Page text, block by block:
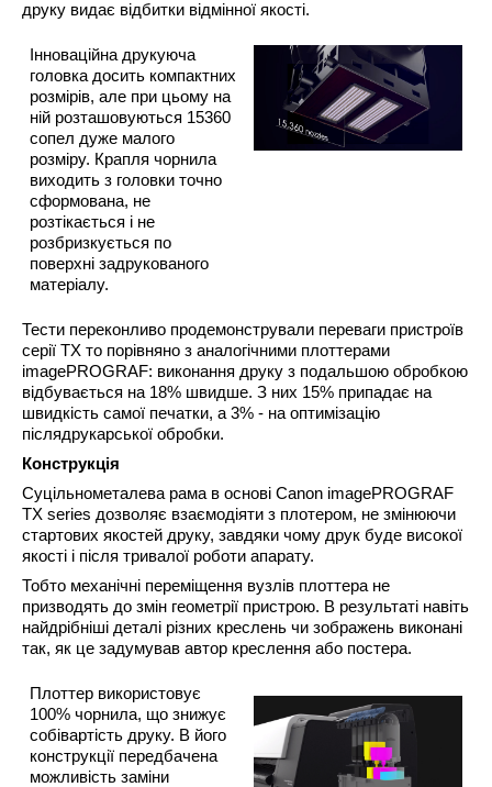
друку видає відбитки відмінної якості.
Інноваційна друкуюча
головка досить компактних
розмірів, але при цьому на
ній розташовуються 15360
сопел дуже малого
розміру. Крапля чорнила
виходить з головки точно
сформована, не
розтікається і не
розбризкується по
поверхні задрукованого
матеріалу.
Тести переконливо продемонстрували переваги пристроїв
серії TX то порівняно з аналогічними плоттерами
imagePROGRAF: виконання друку з подальшою обробкою
відбувається на 18% швидше. З них 15% припадає на
швидкість самої печатки, а 3% - на оптимізацію
післядрукарської обробки.
Конструкція
Суцільнометалева рама в основі Canon imagePROGRAF
TX series дозволяє взаємодіяти з плотером, не змінюючи
стартових якостей друку, завдяки чому друк буде високої
якості і після тривалої роботи апарату.
Тобто механічні переміщення вузлів плоттера не
призводять до змін геометрії пристрою. В результаті навіть
найдрібніші деталі різних креслень чи зображень виконані
так, як це задумував автор креслення або постера.
Плоттервикористовує
100% чорнила, що знижує
собівартість друку. В його
конструкції передбачена
можливість заміни